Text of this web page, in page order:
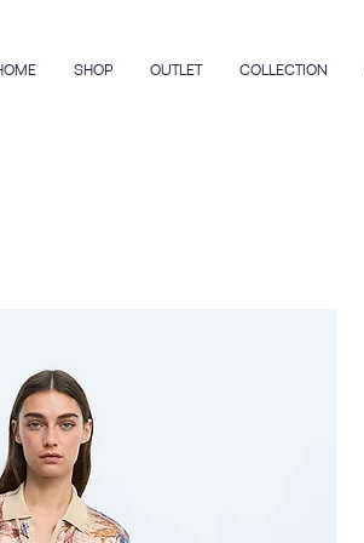
SHOP OUTLET COLLECTION